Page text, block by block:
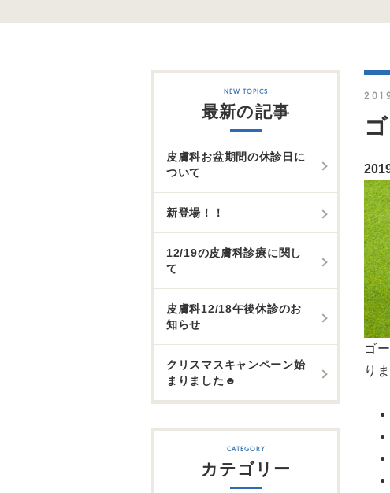
ゴ
り
最新の記事
皮膚科お盆期間の休診日に
ついて
新登場！！
12/19の皮膚科診療に関し
て
皮膚科12/18午後休診のお
知らせ
クリスマスキャンペーン始
まりました☻
カテゴリー